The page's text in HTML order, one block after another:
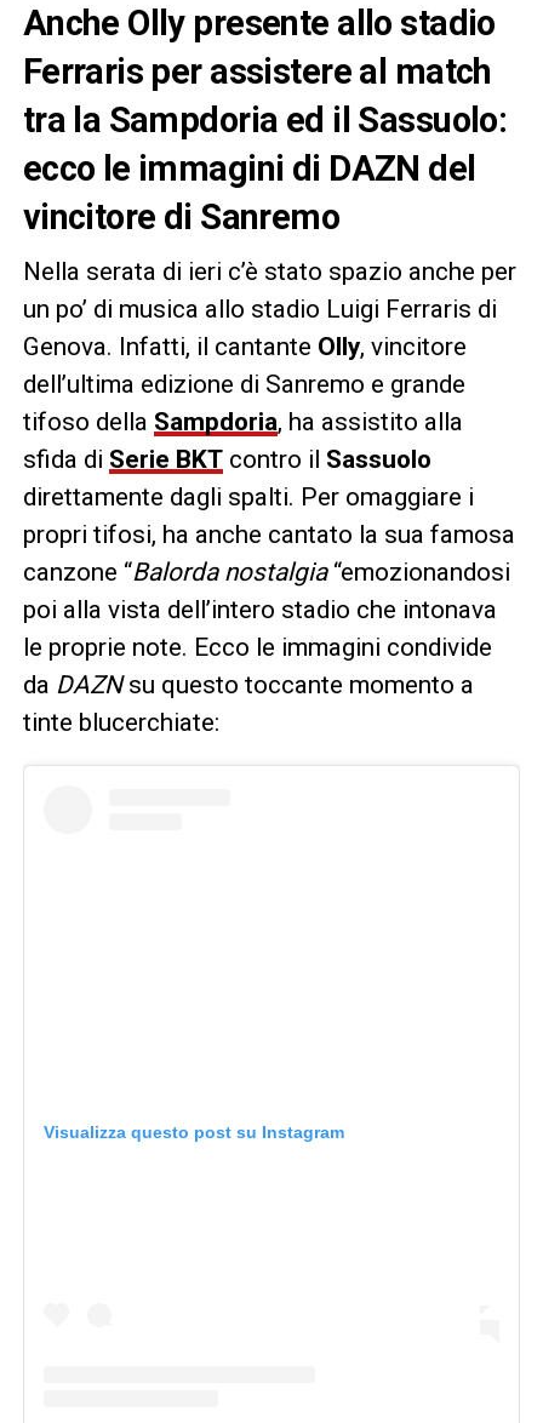
Anche Olly presente allo stadio
Ferraris per assistere al match
tra la Sampdoria ed il Sassuolo:
ecco le immagini di DAZN del
vincitore di Sanremo
Nella serata di ieri c’è stato spazio anche per
un po’ di musica allo stadio Luigi Ferraris di
Genova. Infatti, il cantante Olly, vincitore
dell’ultima edizione di Sanremo e grande
tifoso della Sampdoria, ha assistito alla
sfida di Serie BKTcontro il Sassuolo
direttamente dagli spalti. Per omaggiare i
propri tifosi, ha anche cantato la sua famosa
canzone “Balorda nostalgia“emozionandosi
poi alla vista dell’intero stadio che intonava
le proprie note. Ecco le immagini condivide
da DAZNsu questo toccante momento a
tinte blucerchiate:
Visualizza questo post su Instagram